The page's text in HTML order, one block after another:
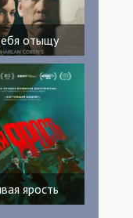
отыщу
ярость